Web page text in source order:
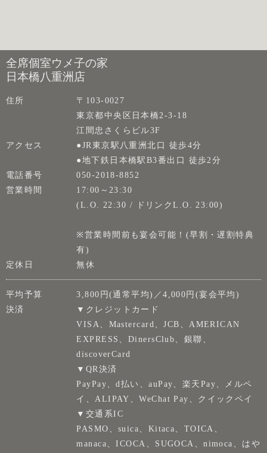
全席個室ウメ子の家
日本橋八重洲店
住所
〒103-0027
東京都中央区日本橋2-3-18
江間忠さくらビル3F
アクセス
●JR東京駅八重洲北口 徒歩4分
●地下鉄日本橋駅B3番出口 徒歩2分
電話番号
050-2018-8852
営業時間
17:00～23:30
(L.O. 22:30 / ドリンクL.O. 23:00)
※営業時間前も宴会可能！(早割・遅割特典
有)
定休日
無休
平均予算
3,800円(通常平均)／4,000円(宴会平均)
決済
▼クレジットカード
VISA、Mastercard、JCB、AMERICAN
EXPRESS、DinersClub、銀聯、
discoverCard
▼QR決済
PayPay、d払い、auPay、楽天Pay、メルペ
イ、ALIPAY、WeChat Pay、クイックペイ
▼交通系IC
PASMO、suica、Kitaca、TOICA、
manaca、ICOCA、SUGOCA、nimoca、はや